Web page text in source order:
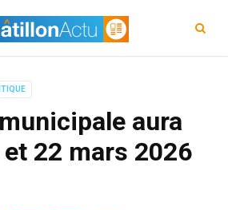
aura
22 mars 2026